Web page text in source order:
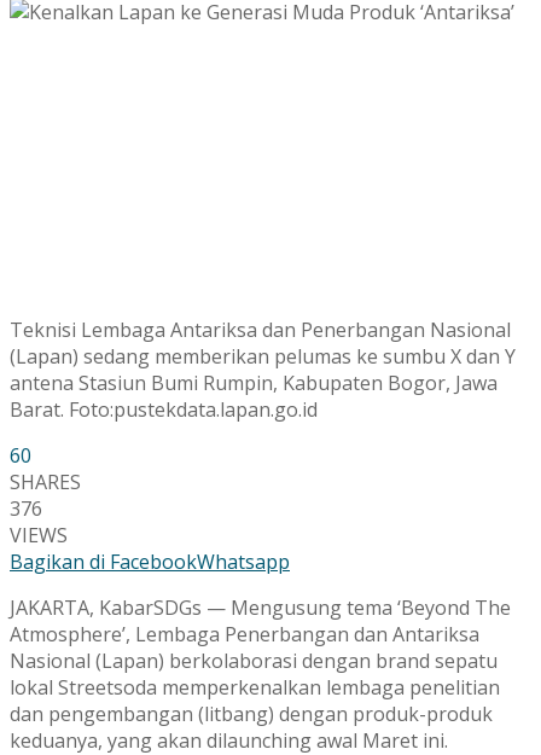
Teknisi Lembaga Antariksa dan Penerbangan Nasional
(Lapan) sedang memberikan pelumas ke sumbu X dan Y
antena Stasiun Bumi Rumpin, Kabupaten Bogor, Jawa
Barat. Foto:pustekdata.lapan.go.id
60
SHARES
376
VIEWS
Bagikan di FacebookWhatsapp
JAKARTA, KabarSDGs — Mengusung tema ‘Beyond The
Atmosphere’, Lembaga Penerbangan dan Antariksa
Nasional (Lapan) berkolaborasi dengan brand sepatu
lokal Streetsoda memperkenalkan lembaga penelitian
dan pengembangan (litbang) dengan produk-produk
keduanya, yang akan dilaunching awal Maret ini.